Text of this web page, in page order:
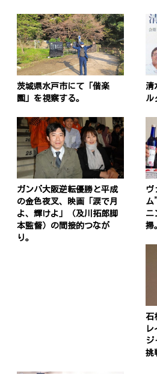
茨城県水戸市にて「偕楽
園」を視察する。
清
ル
ガンバ大阪逆転優勝と平成
の金色夜叉、映画「涙で月
よ、輝けよ」（及川拓郎脚
本監督）の間接的つなが
り。
ヴ
ム
ニ
掃
石
ジ
挑